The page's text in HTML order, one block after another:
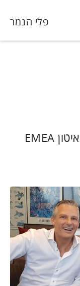
פלי הנמר
באו לבקר במאורת הנמר: נציג איטון EMEA